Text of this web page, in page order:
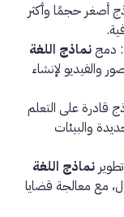
أصغر حجمًا وأكثر
: دمجنماذج اللغة
والفيديو لإنشاء
قادرة على التعلم
والبيئات
نماذج اللغة
مع معالجة قضايا